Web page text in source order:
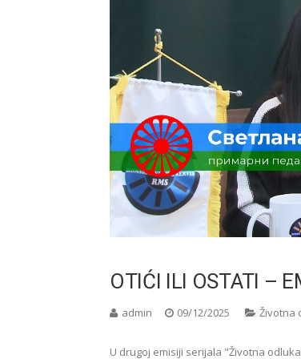
OTIĆI ILI OSTATI –
admin 09/12/2025 Životna
U drugoj emisiji serijala "Životna